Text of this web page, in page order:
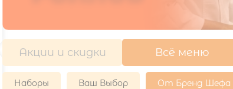
Акции и скидки Всё меню
Наборы Ваш Выбор От Бренд Шефа